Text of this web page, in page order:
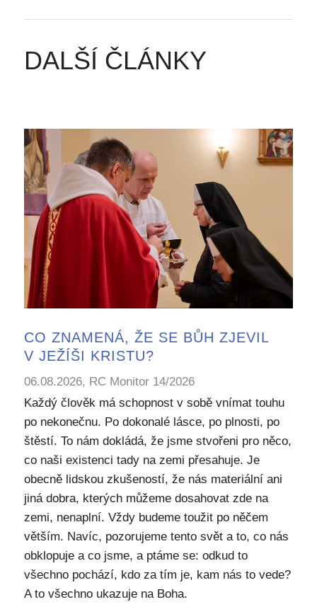
DALŠÍ ČLÁNKY
CO ZNAMENÁ, ŽE SE BŮH ZJEVIL
V JEŽÍŠI KRISTU?
06.08.2026, RC Monitor 14/2026
Každý člověk má schopnost v sobě vnímat touhu
po nekonečnu. Po dokonalé lásce, po plnosti, po
štěstí. To nám dokládá, že jsme stvořeni pro něco,
co naši existenci tady na zemi přesahuje. Je
obecně lidskou zkušeností, že nás materiální ani
jiná dobra, kterých můžeme dosahovat zde na
zemi, nenaplní. Vždy budeme toužit po něčem
větším. Navíc, pozorujeme tento svět a to, co nás
obklopuje a co jsme, a ptáme se: odkud to
všechno pochází, kdo za tím je, kam nás to vede?
A to všechno ukazuje na Boha.